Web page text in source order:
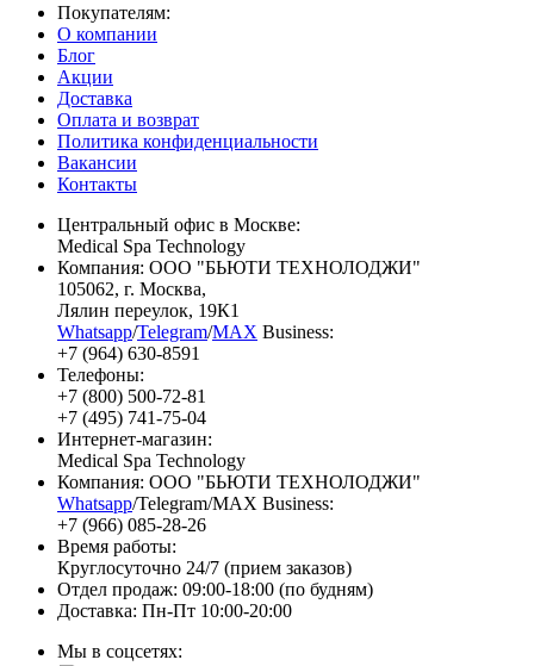
Покупателям:
О компании
Блог
Акции
Доставка
Оплата и возврат
Политика конфиденциальности
Вакансии
Контакты
Центральный офис в Москве:
Medical Spa Technology
Компания: ООО "БЬЮТИ ТЕХНОЛОДЖИ"
105062, г. Москва,
Лялин переулок, 19К1
Whatsapp/Telegram/MAX Business:
+7 (964) 630-8591
Телефоны:
+7 (800) 500-72-81
+7 (495) 741-75-04
Интернет-магазин:
Medical Spa Technology
Компания: ООО "БЬЮТИ ТЕХНОЛОДЖИ"
Whatsapp/Telegram/MAX Business:
+7 (966) 085-28-26
Время работы:
Круглосуточно 24/7 (прием заказов)
Отдел продаж: 09:00-18:00 (по будням)
Доставка: Пн-Пт 10:00-20:00
Мы в соцсетях: